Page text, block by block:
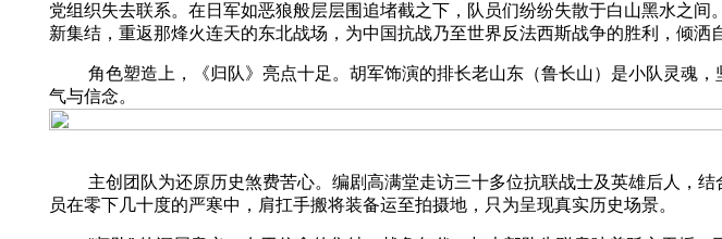
党组织失去联系。在日军如恶狼般层层围追堵截之下，队员们纷纷失散于白山黑水之
新集结，重返那烽火连天的东北战场，为中国抗战乃至世界反法西斯战争的胜利，倾洒
角色塑造上，《归队》亮点十足。胡军饰演的排长老山东（鲁长山）是小队灵魂，
气与信念。
主创团队为还原历史煞费苦心。编剧高满堂走访三十多位抗联战士及英雄后人，结
员在零下几十度的严寒中，肩扛手搬将装备运至拍摄地，只为呈现真实历史场景。